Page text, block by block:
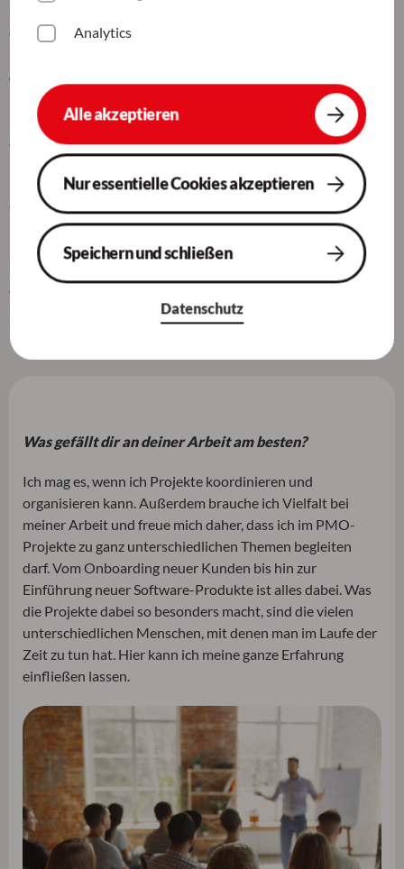
durcheinander. Aushalten ist hier die Devise.
Wichtig ist dabei, immer flexibel, empathisch
und mutig zu sein, um die Projekte erfolgreich
zu managen.
Wie empfindest du das Arbeitsklima und den
Zusammenhalt im Team?
Ich genieße dieArbeit bei der SoCura
und das PMO-Team ist
super. Ich mag die Abwechslung der Projekte und das
großartige Teamwork. Jeder im Team hat eigene Projekte und
schätzt diese Freiheit. Es gibt oft Teammeetings, in denen wir
uns austauschen und voneinander lernen.
Was gefällt dir an deiner Arbeit am besten?
Ich mag es, wenn ich Projekte koordinieren und
organisieren kann. Außerdem brauche ich Vielfalt bei
meiner Arbeit und freue mich daher, dass ich im PMO-
Projekte zu ganz unterschiedlichen Themen begleiten
darf. Vom Onboarding neuer Kunden bis hin zur
Einführung neuer Software-Produkte ist alles dabei. Was
die Projekte dabei so besonders macht, sind die vielen
unterschiedlichen Menschen, mit denen man im Laufe der
Zeit zu tun hat. Hier kann ich meine ganze Erfahrung
einfließen lassen.
Analytics
Alle akzeptieren
Nur essentielle Cookies akzeptieren
Speichern und schließen
Datenschutz